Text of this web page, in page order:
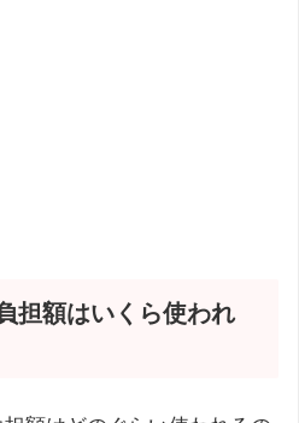
担額はいくら使われ